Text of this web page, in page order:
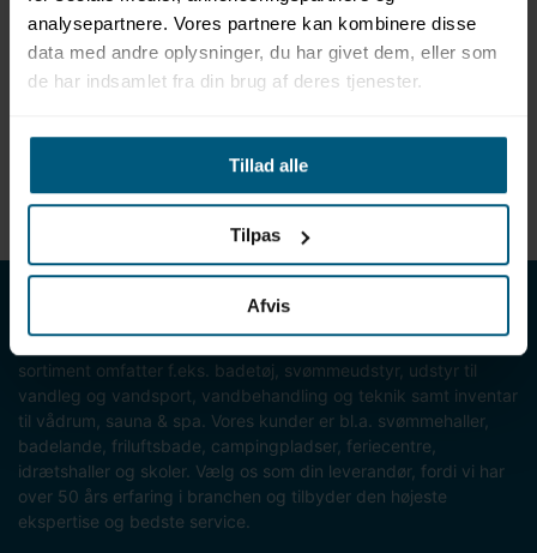
analysepartnere. Vores partnere kan kombinere disse
data med andre oplysninger, du har givet dem, eller som
de har indsamlet fra din brug af deres tjenester.
Tillad alle
Tilpas
Afvis
192523100
SlipStop | Junior badesokker | Mange farver, mønstre og
størrelser
Viser 1 til 3 af 3 20
LML SPORT - Alt til vand
sortiment omfatter f.eks. badetøj, svømmeudstyr, udstyr til
vandleg og vandsport, vandbehandling og teknik samt inventar
til vådrum, sauna & spa. Vores kunder er bl.a. svømmehaller,
badelande, friluftsbade, campingpladser, feriecentre,
idrætshaller og skoler. Vælg os som din leverandør, fordi vi har
over 50 års erfaring i branchen og tilbyder den højeste
ekspertise og bedste service.